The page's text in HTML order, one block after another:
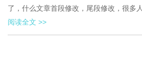
了，什么文章首段修改，尾段修改，很多
求去做，然而效果都不明显，原因我觉得
阅读全文 >>